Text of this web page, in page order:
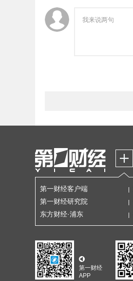
第一财经客户端
第一财经研究院
东方财经·浦东
第一财经
APP